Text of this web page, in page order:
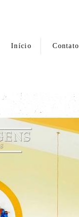
Início Contato